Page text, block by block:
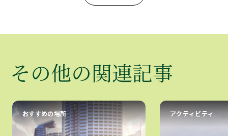
​その​他の​関連記事
おすすめの場所 アクティビティ